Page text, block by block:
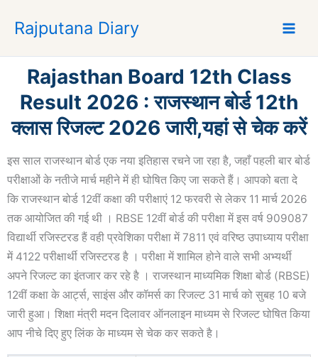
p
Rajputana Diary
Rajasthan Board 12th Class
Result 2026 : राजस्थान बोर्ड 12th
क्लास रिजल्ट 2026 जारी,यहां से चेक करें
इस साल राजस्थान बोर्ड एक नया इतिहास रचने जा रहा है, जहाँ पहली बार बोर्ड
परीक्षाओं के नतीजे मार्च महीने में ही घोषित किए जा सकते हैं। आपको बता दे
कि राजस्थान बोर्ड 12वीं कक्षा की परीक्षाएं 12 फरवरी से लेकर 11 मार्च 2026
तक आयोजित की गई थी । RBSE 12वीं बोर्ड की परीक्षा में इस वर्ष 909087
विद्यार्थी रजिस्टरड हैं वही प्रवेशिका परीक्षा में 7811 एवं वरिष्ठ उपाध्याय परीक्षा
में 4122 परीक्षार्थी रजिस्टरड है । परीक्षा में शामिल होने वाले सभी अभ्यर्थी
अपने रिजल्ट का इंतजार कर रहे है । राजस्थान माध्यमिक शिक्षा बोर्ड (RBSE)
12वीं कक्षा के आर्ट्स, साइंस और कॉमर्स का रिजल्ट 31 मार्च को सुबह 10 बजे
जारी हुआ। शिक्षा मंत्री मदन दिलावर ऑनलाइन माध्यम से रिजल्ट घोषित किया
आप नीचे दिए हुए लिंक के माध्यम से चेक कर सकते है।